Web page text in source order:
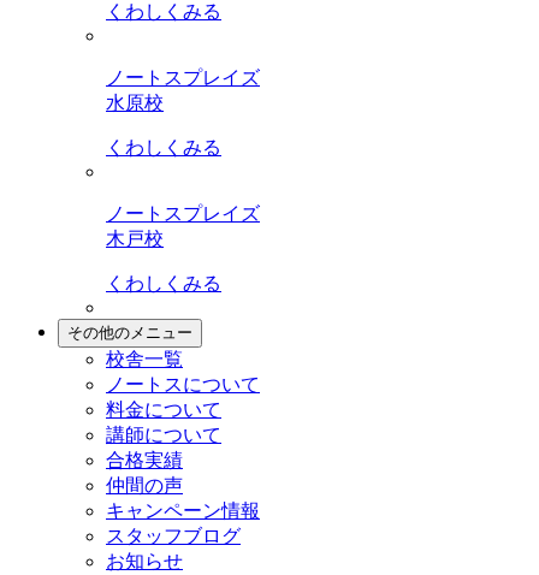
くわしくみる
ノートスプレイズ
水原校
くわしくみる
ノートスプレイズ
木戸校
くわしくみる
その他のメニュー
校舎一覧
ノートスについて
料金について
講師について
合格実績
仲間の声
キャンペーン情報
スタッフブログ
お知らせ